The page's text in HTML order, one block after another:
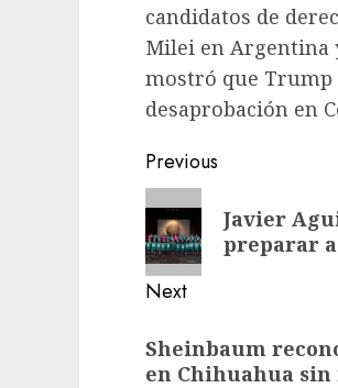
candidatos de
Milei en Argentina
mostró que Trump
desaprobación en
Previous
Javier
preparar
Next
Sheinbaum
en Chihuahua